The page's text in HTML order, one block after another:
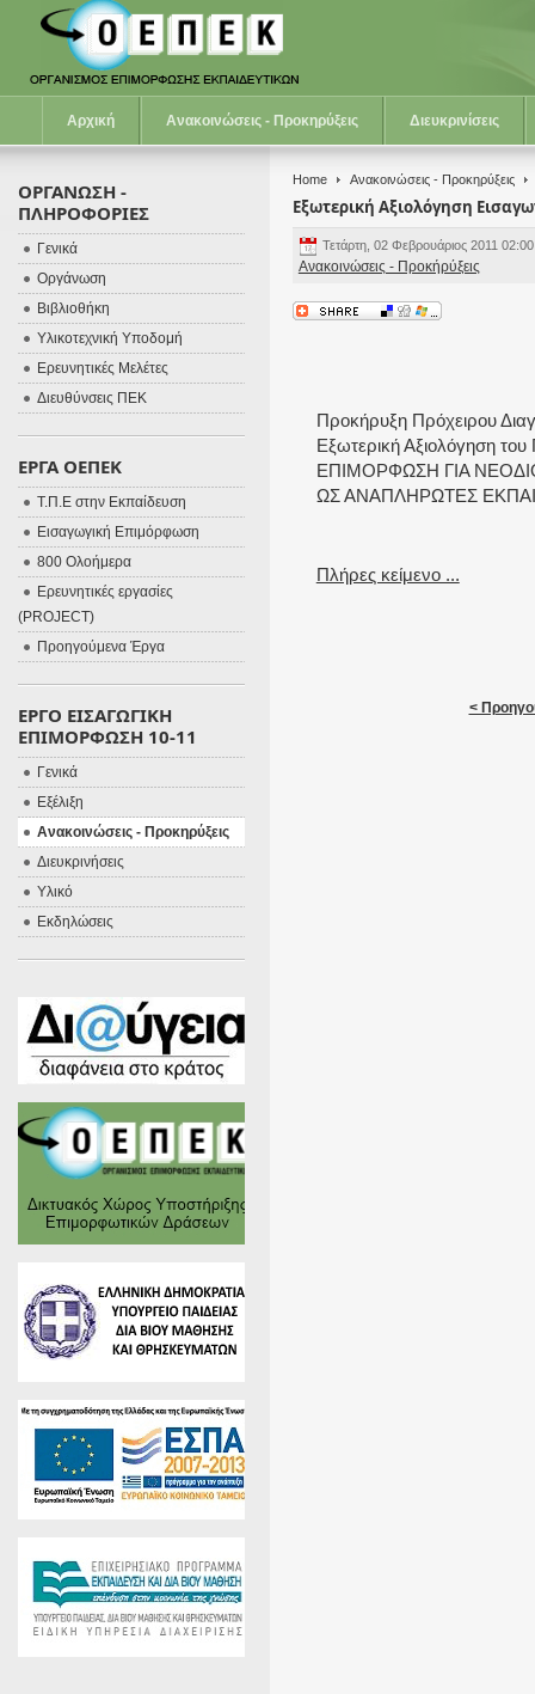
Αρχική Ανακοινώσεις - Προκηρύξεις Διευκρινίσεις
Home Ανακοινώσεις - Προκηρύξεις
Εξωτερική Αξιολόγηση
Τετάρτη, 02 Φεβρουάριος 2011
Ανακοινώσεις - Προκήρύξεις
Προκήρυξη Πρόχειρου
Εξωτερική Αξιολόγηση
ΕΠΙΜΟΡΦΩΣΗ ΓΙΑ
ΩΣ ΑΝΑΠΛΗΡΩΤΕΣ
Πλήρες κείμενο ...
<
ΟΡΓΑΝΩΣΗ -
ΠΛΗΡΟΦΟΡΙΕΣ
Γενικά
Οργάνωση
Βιβλιοθήκη
Υλικοτεχνική Υποδομή
Ερευνητικές Μελέτες
Διευθύνσεις ΠΕΚ
ΕΡΓΑ ΟΕΠΕΚ
Τ.Π.Ε στην Εκπαίδευση
Εισαγωγική Επιμόρφωση
800 Ολοήμερα
Ερευνητικές εργασίες
(PROJECT)
Προηγούμενα Έργα
ΕΡΓΟ ΕΙΣΑΓΩΓΙΚΗ
ΕΠΙΜΟΡΦΩΣΗ 10-11
Γενικά
Εξέλιξη
Ανακοινώσεις - Προκηρύξεις
Διευκρινήσεις
Υλικό
Εκδηλώσεις